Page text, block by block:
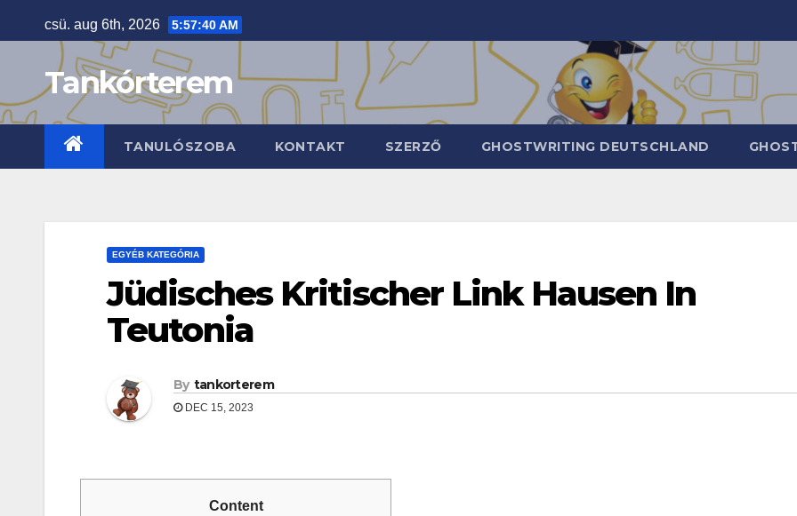
to
csü. aug 6th, 2026 5:57:41 AM
Tankórterem
TANULÓSZOBA KONTAKT SZERZŐ GHOSTWRITING DEUTSCHLAND
EGYÉB KATEGÓRIA
Jüdisches Kritischer Link Hausen In
Teutonia
By tankorterem
DEC 15, 2023
Content